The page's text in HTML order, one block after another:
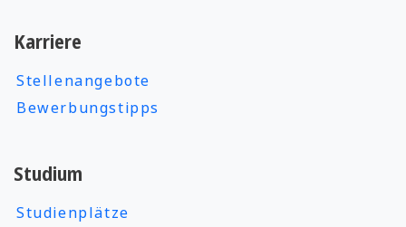
Karriere
Stellenangebote
Bewerbungstipps
Studium
Studienplätze